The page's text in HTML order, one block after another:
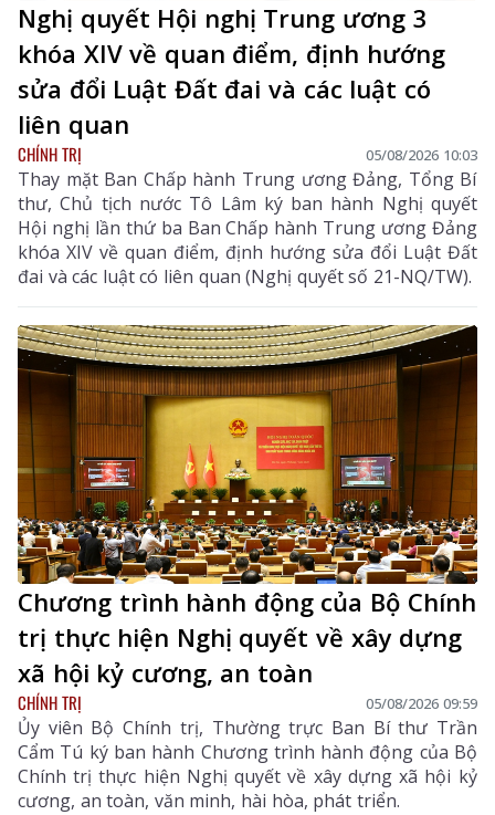
Nghị quyết Hội nghị Trung ương 3
khóa XIV về quan điểm, định hướng
sửa đổi Luật Đất đai và các luật có
liên quan
CHÍNH TRỊ 05/08/2026 10:03
Thay mặt Ban Chấp hành Trung ương Đảng, Tổng Bí
thư, Chủ tịch nước Tô Lâm ký ban hành Nghị quyết
Hội nghị lần thứ ba Ban Chấp hành Trung ương Đảng
khóa XIV về quan điểm, định hướng sửa đổi Luật Đất
đai và các luật có liên quan (Nghị quyết số 21-NQ/TW).
Chương trình hành động của Bộ Chính
trị thực hiện Nghị quyết về xây dựng
xã hội kỷ cương, an toàn
CHÍNH TRỊ 05/08/2026 09:59
Ủy viên Bộ Chính trị, Thường trực Ban Bí thư Trần
Cẩm Tú ký ban hành Chương trình hành động của Bộ
Chính trị thực hiện Nghị quyết về xây dựng xã hội kỷ
cương, an toàn, văn minh, hài hòa, phát triển.